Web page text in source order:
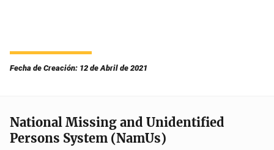
Fecha de Creación: 12 de Abril de 2021
National Missing and Unidentified
Persons System (NamUs)